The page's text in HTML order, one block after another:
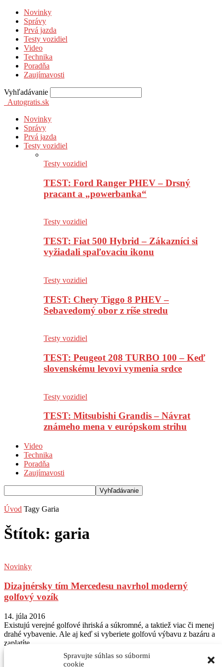
Spravujte súhlas so súbormi
cookie
Novinky
Správy
Prvá jazda
Testy vozidiel
Video
Technika
Poradňa
Zaujímavosti
Vyhľadávanie
Autogratis.sk
Novinky
Správy
Prvá jazda
Testy vozidiel
Testy vozidiel
TEST: Ford Ranger PHEV – Drsný
pracant a „powerbanka“
Testy vozidiel
TEST: Fiat 500 Hybrid – Zákazníci si
vyžiadali spaľovaciu ikonu
Testy vozidiel
TEST: Chery Tiggo 8 PHEV –
Sebavedomý obor z ríše stredu
Testy vozidiel
TEST: Peugeot 208 TURBO 100 – Keď
slovenskému levovi vymenia srdce
Testy vozidiel
TEST: Mitsubishi Grandis – Návrat
známeho mena v európskom strihu
Video
Technika
Poradňa
Zaujímavosti
Úvod Tagy Garia
Štítok: garia
Novinky
Dizajnérsky tím Mercedesu navrhol moderný
golfový vozík
14. júla 2016
Existujú verejné golfové ihriská a súkromné, a taktiež viac či menej
drahé vybavenie. Ale aj keď si vyberiete golfovú výbavu z bazáru a
zaplatíte...
Sledujte nás na Instagram